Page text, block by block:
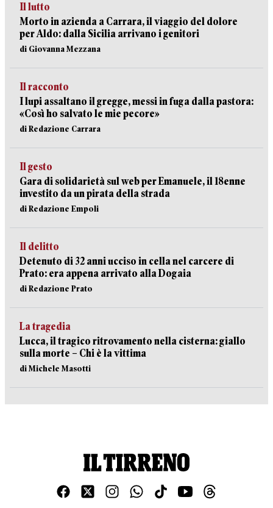
Il lutto
Morto in azienda a Carrara, il viaggio del dolore
per Aldo: dalla Sicilia arrivano i genitori
di Giovanna Mezzana
Il racconto
I lupi assaltano il gregge, messi in fuga dalla pastora:
«Così ho salvato le mie pecore»
di Redazione Carrara
Il gesto
Gara di solidarietà sul web per Emanuele, il 18enne
investito da un pirata della strada
di Redazione Empoli
Il delitto
Detenuto di 32 anni ucciso in cella nel carcere di
Prato: era appena arrivato alla Dogaia
di Redazione Prato
La tragedia
Lucca, il tragico ritrovamento nella cisterna: giallo
sulla morte – Chi è la vittima
di Michele Masotti